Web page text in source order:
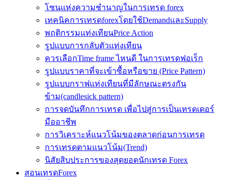
โซนแห่งความชำนาญในการเทรด forex
เทคนิคการเทรดforexโดยใช้DemandและSupply
พฤติกรรมแท่งเทียนPrice Action
รูปแบบการกลับตัวแท่งเทียน
ควรเลือกTime frame ไหนดี ในการเทรดฟอเร็ก
รูปแบบราคาที่จะเข้าซื้อหรือขาย (Price Pattern)
รูปแบบกราฟแท่งเทียนที่มีลักษณะตรงกัน
ข้าม(candlesick pattern)
การจดบันทึกการเทรด เพื่อไปสู่การเป็นเทรดเดอร์
มืออาชีพ
การวิเคราะห์แนวโน้มของตลาดก่อนการเทรด
การเทรดตามแนวโน้ม(Trend)
นิสัยสิบประการของสุดยอดนักเทรด Forex
สอนเทรดForex